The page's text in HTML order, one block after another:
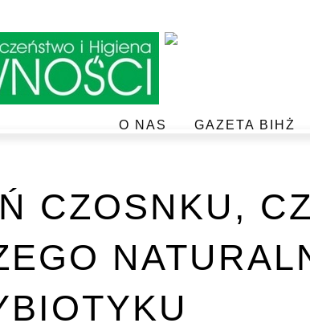
O NAS GAZETA BIHŻ
CZOSNKU,